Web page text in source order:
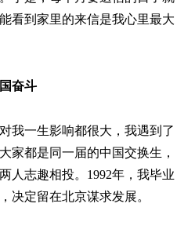
看到家里的来信是我心里最大
奋斗
我一生影响都很大，我遇到了
家都是同一届的中国交换生，
人志趣相投。1992年，我毕业
决定留在北京谋求发展。